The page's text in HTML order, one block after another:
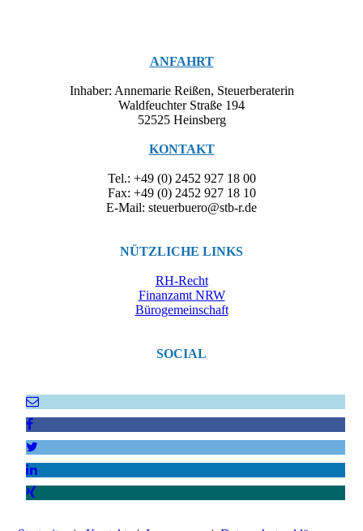
ANFAHRT
Inhaber: Annemarie Reißen, Steuerberaterin
Waldfeuchter Straße 194
52525 Heinsberg
KONTAKT
Tel.: +49 (0) 2452 927 18 00
Fax: +49 (0) 2452 927 18 10
E-Mail: steuerbuero@stb-r.de
NÜTZLICHE LINKS
RH-Recht
Finanzamt NRW
Bürogemeinschaft
SOCIAL